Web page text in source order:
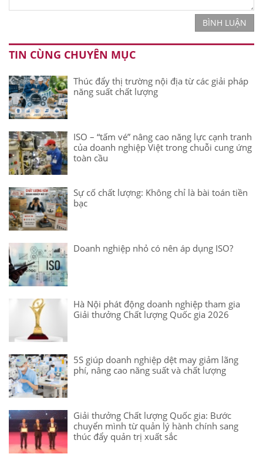
BÌNH LUẬN
TIN CÙNG CHUYÊN MỤC
Thúc đẩy thị trường nội địa từ các giải pháp
năng suất chất lượng
ISO – “tấm vé” nâng cao năng lực cạnh tranh
của doanh nghiệp Việt trong chuỗi cung ứng
toàn cầu
Sự cố chất lượng: Không chỉ là bài toán tiền
bạc
Doanh nghiệp nhỏ có nên áp dụng ISO?
Hà Nội phát động doanh nghiệp tham gia
Giải thưởng Chất lượng Quốc gia 2026
5S giúp doanh nghiệp dệt may giảm lãng
phí, nâng cao năng suất và chất lượng
Giải thưởng Chất lượng Quốc gia: Bước
chuyển mình từ quản lý hành chính sang
thúc đẩy quản trị xuất sắc